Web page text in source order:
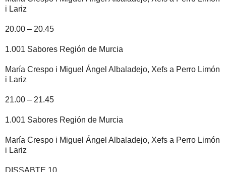
i Lariz
20.00 – 20.45
1.001 Sabores Región de Murcia
María Crespo i Miguel Ángel Albaladejo, Xefs a Perro Limón
i Lariz
21.00 – 21.45
1.001 Sabores Región de Murcia
María Crespo i Miguel Ángel Albaladejo, Xefs a Perro Limón
i Lariz